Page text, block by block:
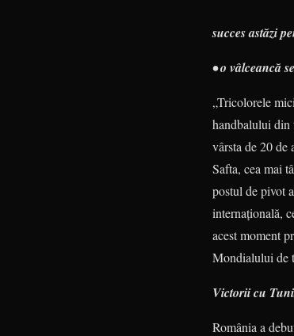
succes astăzi
• o vâlceancă
„Tricolorele
handbalului din
vârsta de 20 de
Safta, cea mai
postul de pivot
internaţională,
acest moment
Mondialului de
Victorii cu
România a